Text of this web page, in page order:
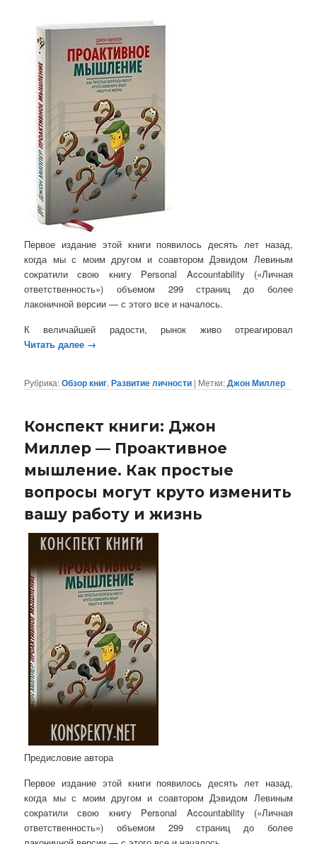
Первое издание этой книги появилось десять лет назад,
когда мы с моим другом и соавтором Дэвидом Левиным
сократили свою книгу Personal Accountability («Личная
ответственность») объемом 299 страниц до более
лаконичной версии — с этого все и началось.
К величайшей радости, рынок живо отреагировал
Читать далее →
Рубрика:Обзор книг,Развитие личности | Метки:Джон Миллер
Конспект книги: Джон
Миллер — Проактивное
мышление. Как простые
вопросы могут круто изменить
вашу работу и жизнь
Предисловие автора
Первое издание этой книги появилось десять лет назад,
когда мы с моим другом и соавтором Дэвидом Левиным
сократили свою книгу Personal Accountability («Личная
ответственность») объемом 299 страниц до более